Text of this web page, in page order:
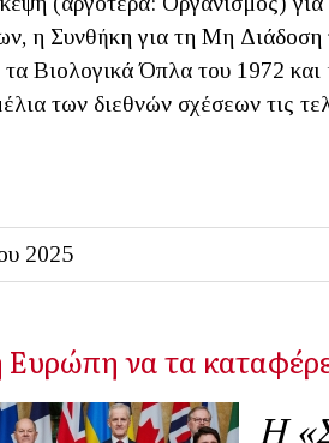
η Συνθήκη για τη Μη
τα Βιολογικά Όπλα του 1972
των διεθνών σχέσεων τις
2025
να τα
Η